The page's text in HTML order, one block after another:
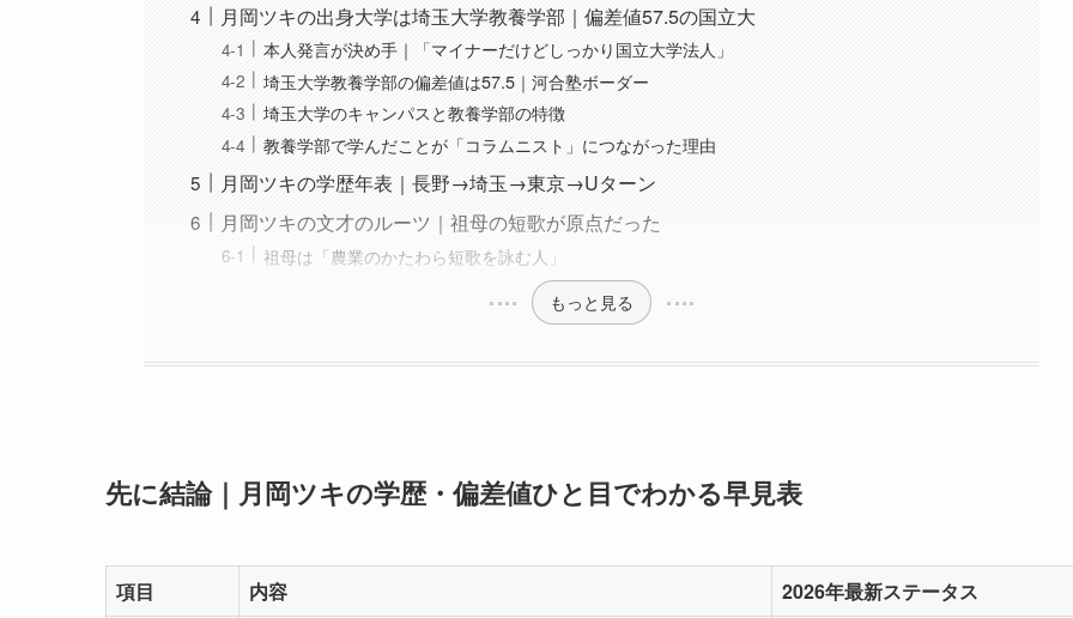
月岡ツキの出身大学は埼玉大学教養学部｜偏差値57.5の国立大
本人発言が決め手｜「マイナーだけどしっかり国立大学法人」
埼玉大学教養学部の偏差値は57.5｜河合塾ボーダー
埼玉大学のキャンパスと教養学部の特徴
教養学部で学んだことが「コラムニスト」につながった理由
月岡ツキの学歴年表｜長野→埼玉→東京→Uターン
月岡ツキの文才のルーツ｜祖母の短歌が原点だった
祖母は「農業のかたわら短歌を詠む人」
もっと見る
先に結論｜月岡ツキの学歴・偏差値ひと目でわかる早見表
項目 内容 2026年最新ステータス